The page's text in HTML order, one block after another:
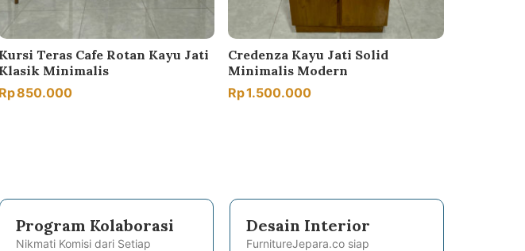
Kursi Teras Cafe Rotan Kayu Jati
Klasik Minimalis
Rp850.000
Credenza Kayu Jati Solid
Minimalis Modern
Rp1.500.000
Program Kolaborasi
Nikmati Komisi dari Setiap
Desain Interior
FurnitureJepara.co siap